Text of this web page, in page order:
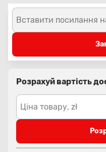
Вставити посилання
Розрахуй вартість
Ціна товару, zł